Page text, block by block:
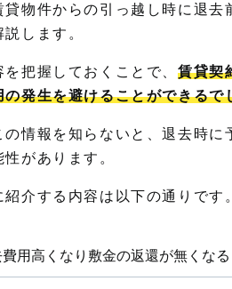
退去までに自分で部屋の掃除が
貸物件からの引っ越し時に退
します。
を把握しておくことで、 賃貸契
の発生を避けることができるで
の情報を知らないと、退去時
があります。
紹介する内容は以下の通りです。
用高くなり敷金の返還が無くなる